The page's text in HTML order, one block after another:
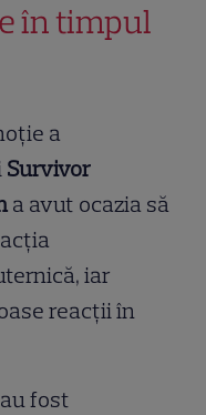
în timpul
a
Survivor
a avut ocazia să
iar
reacții în
fost